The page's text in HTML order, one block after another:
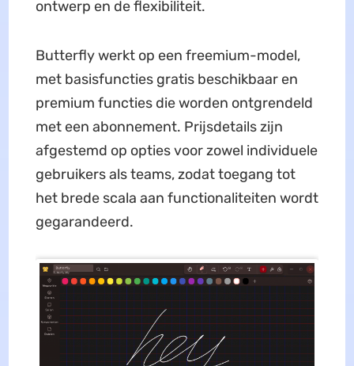
ontwerp en de flexibiliteit.
Butterfly werkt op een freemium-model,
met basisfuncties gratis beschikbaar en
premium functies die worden ontgrendeld
met een abonnement. Prijsdetails zijn
afgestemd op opties voor zowel individuele
gebruikers als teams, zodat toegang tot
het brede scala aan functionaliteiten wordt
gegarandeerd.